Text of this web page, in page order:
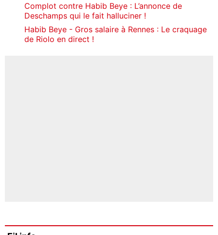
Complot contre Habib Beye : L’annonce de
Deschamps qui le fait halluciner !
Habib Beye - Gros salaire à Rennes : Le craquage
de Riolo en direct !